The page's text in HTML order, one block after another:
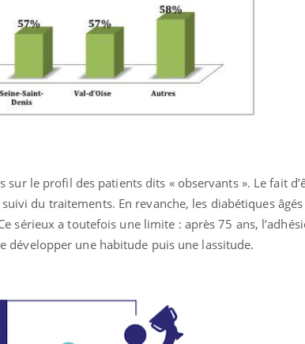
sur le profil des patients dits « observants ». Le fait
du traitements. En revanche, les diabétiques âgés
sérieux a toutefois une limite : après 75 ans,
développer une habitude puis une lassitude.